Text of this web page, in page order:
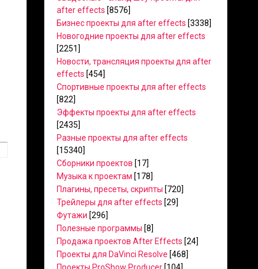
after effects [8576]
Бизнес проекты для after effects [3338]
Новогодние проекты для after effects
[2251]
Новости, трансляция проекты для after
effects [454]
Спортивные проекты для after effects
[822]
Эффекты проекты для after effects
[2435]
Разные проекты для after effects
[15340]
Сборники проектов [17]
Музыка к проектам [178]
Плагины, пресеты, скрипты [720]
Трейлеры для after effects [29]
Футажи [296]
Полезные программы [8]
Продажа проектов After Effects [24]
Проекты для DaVinci Resolve [468]